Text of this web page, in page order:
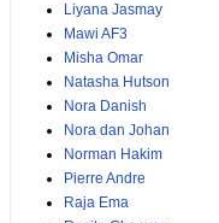
Liyana Jasmay
Mawi AF3
Misha Omar
Natasha Hutson
Nora Danish
Nora dan Johan
Norman Hakim
Pierre Andre
Raja Ema